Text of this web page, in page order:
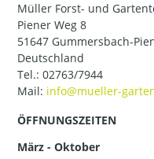
Müller Forst- und
Piener Weg 8
51647 Gummersbach-
Deutschland
Tel.: 02763/7944
Mail:
ÖFFNUNGSZEITEN
März - Oktober